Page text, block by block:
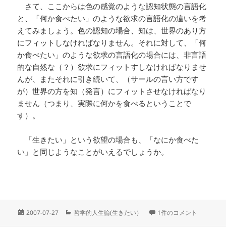
さて、ここからは色の感覚のような認知状態の言語化
と、「何か食べたい」のような欲求の言語化の違いを考
えてみましょう。色の認知の場合、知は、世界のあり方
にフィットしなければなりません。それに対して、「何
か食べたい」のような欲求の言語化の場合には、非言語
的な自然な（？）欲求にフィットすしなければなりませ
んが、またそれに引き続いて、（サールの言い方です
が）世界の方を知（発言）にフィットさせなければなり
ません（つまり、実際に何かを食べるということで
す）。
「生きたい」という欲望の場合も、「なにか食べた
い」と同じようなことがいえるでしょうか。
投
2007-07-27
カ
哲学的人生論(生きたい） 次へいこう への
1件のコメント